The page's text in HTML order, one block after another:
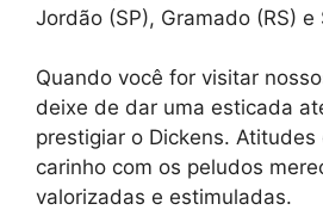
Jordão (SP), Gramado (RS) e
Quando você for visitar
deixe de dar uma esticada
prestigiar o Dickens.
carinho com os peludos
valorizadas e estimuladas.